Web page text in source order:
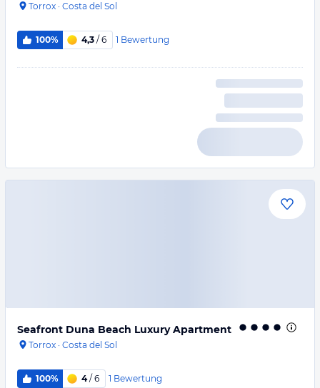
Torrox · Costa del Sol
100% 4,3 / 6 1 Bewertung
Seafront Duna Beach Luxury Apartment
Torrox · Costa del Sol
100% 4/ 6 1 Bewertung